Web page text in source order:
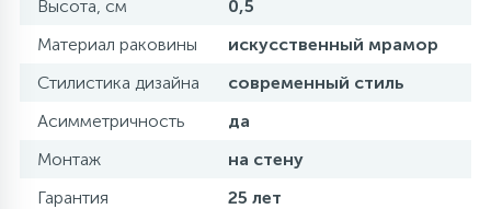
Высота, см
0,5
Материал раковины
искусственный мрамор
Стилистика дизайна
современный стиль
Асимметричность
да
Монтаж
на стену
Гарантия
25 лет